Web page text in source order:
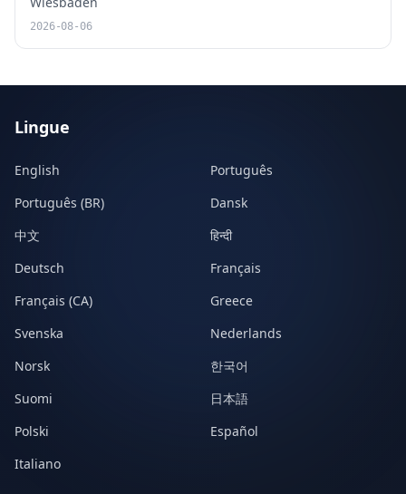
2026-08-06
Lingue
English
Português
Português (BR)
Dansk
中文
हिन्दी
Deutsch
Français
Français (CA)
Greece
Svenska
Nederlands
Norsk
한국어
Suomi
日本語
Polski
Español
Italiano